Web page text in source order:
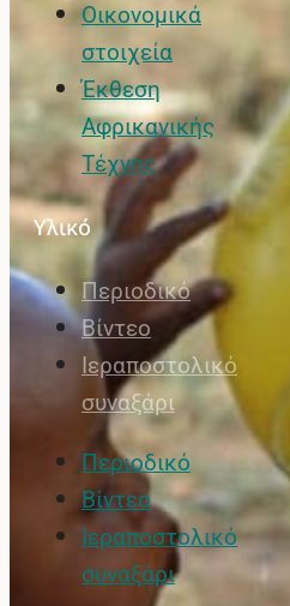
Οικονομικά
στοιχεία
Έκθεση
Αφρικανικής
Τέχνης
Υλικό
Περιοδικό
Βίντεο
Ιεραποστολικό
συναξάρι
Περιοδικό
Βίντεο
Ιεραποστολικό
συναξάρι